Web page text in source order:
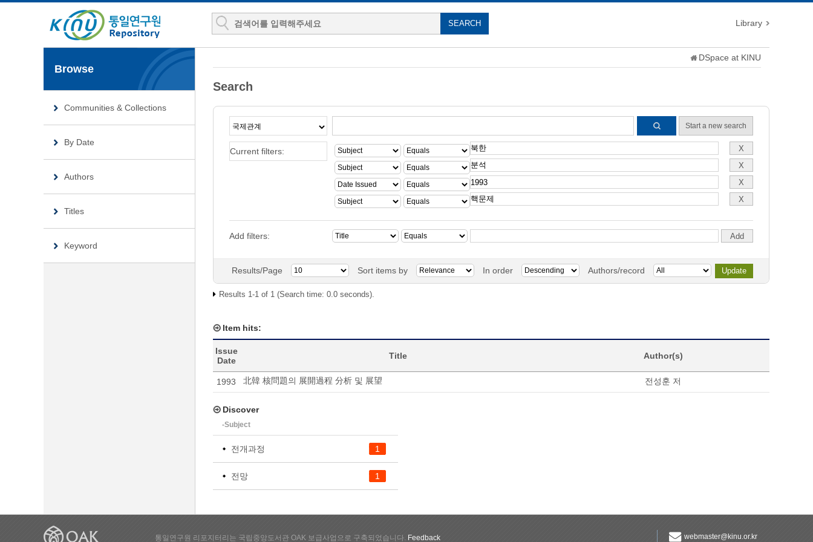
Library
Browse
Communities & Collections
By Date
Authors
Titles
Keyword
DSpace at KINU
Search
Start a new search
Current filters:
Add filters:
Results/Page Sort items by In order Authors/record
Results 1-1 of 1 (Search time: 0.0 seconds).
Item hits:
Issue
Date
Title Author(s)
1993 北韓 核問題의 展開過程 分析 및 展望 전성훈 저
Discover
-Subject
1
전개과정
1
전망
webmaster@kinu.or.kr
통일연구원 리포지터리는 국립중앙도서관 OAK 보급사업으로 구축되었습니다. Feedback